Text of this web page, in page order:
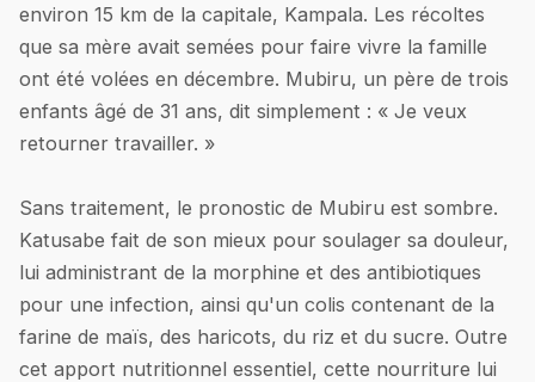
environ 15 km de la capitale, Kampala. Les récoltes
que sa mère avait semées pour faire vivre la famille
ont été volées en décembre. Mubiru, un père de trois
enfants âgé de 31 ans, dit simplement : « Je veux
retourner travailler. »
Sans traitement, le pronostic de Mubiru est sombre.
Katusabe fait de son mieux pour soulager sa douleur,
lui administrant de la morphine et des antibiotiques
pour une infection, ainsi qu'un colis contenant de la
farine de maïs, des haricots, du riz et du sucre. Outre
cet apport nutritionnel essentiel, cette nourriture lui